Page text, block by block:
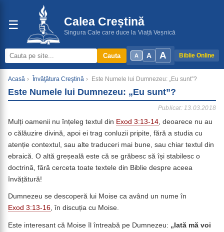
☰ Calea Creștină
Singura Cale care duce la Viață Veșnică
A A A Biblie Online
Cauta
Acasă › Învăţătura Creştină › Este Numele lui Dumnezeu: „Eu sunt”?
Este Numele lui Dumnezeu: „Eu sunt”?
Publicat: 13.03.2018
Mulți oamenii nu înțeleg textul din Exod 3:13-14, deoarece nu au
o călăuzire divină, apoi ei trag conluzii pripite, fără a studia cu
atenție contextul, sau alte traduceri mai bune, sau chiar textul din
ebraică. O altă greșeală este că se grăbesc să își stabilesc o
doctrină, fără cerceta toate textele din Biblie despre aceea
învățătură!
Dumnezeu se descoperă lui Moise ca având un nume în
Exod 3:13-16, în discuția cu Moise.
Este interesant că Moise îl întreabă pe Dumnezeu: „Iată mă voi